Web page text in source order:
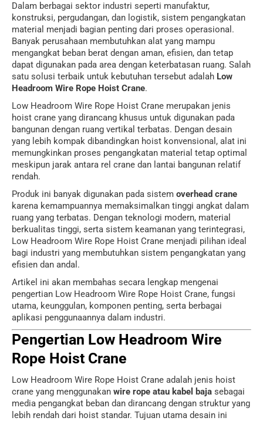
Dalam berbagai sektor industri seperti manufaktur,
konstruksi, pergudangan, dan logistik, sistem pengangkatan
material menjadi bagian penting dari proses operasional.
Banyak perusahaan membutuhkan alat yang mampu
mengangkat beban berat dengan aman, efisien, dan tetap
dapat digunakan pada area dengan keterbatasan ruang. Salah
satu solusi terbaik untuk kebutuhan tersebut adalah Low
Headroom Wire Rope Hoist Crane.
Low Headroom Wire Rope Hoist Crane merupakan jenis
hoist crane yang dirancang khusus untuk digunakan pada
bangunan dengan ruang vertikal terbatas. Dengan desain
yang lebih kompak dibandingkan hoist konvensional, alat ini
memungkinkan proses pengangkatan material tetap optimal
meskipun jarak antara rel crane dan lantai bangunan relatif
rendah.
Produk ini banyak digunakan pada sistem overhead crane
karena kemampuannya memaksimalkan tinggi angkat dalam
ruang yang terbatas. Dengan teknologi modern, material
berkualitas tinggi, serta sistem keamanan yang terintegrasi,
Low Headroom Wire Rope Hoist Crane menjadi pilihan ideal
bagi industri yang membutuhkan sistem pengangkatan yang
efisien dan andal.
Artikel ini akan membahas secara lengkap mengenai
pengertian Low Headroom Wire Rope Hoist Crane, fungsi
utama, keunggulan, komponen penting, serta berbagai
aplikasi penggunaannya dalam industri.
Pengertian Low Headroom Wire
Rope Hoist Crane
Low Headroom Wire Rope Hoist Crane adalah jenis hoist
crane yang menggunakan wire rope atau kabel baja sebagai
media pengangkat beban dan dirancang dengan struktur yang
lebih rendah dari hoist standar. Tujuan utama desain ini